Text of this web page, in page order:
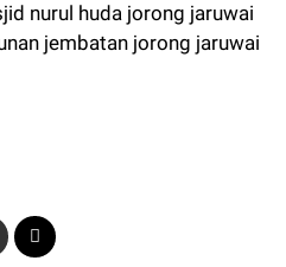
nurul huda jorong jaruwai
jembatan jorong jaruwai